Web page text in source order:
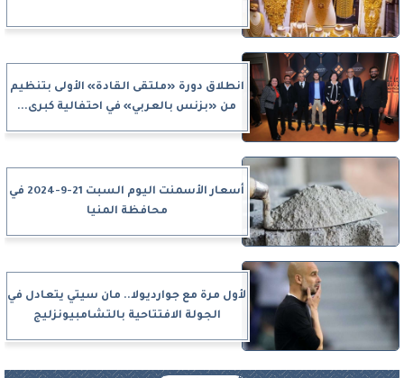
انطلاق دورة «ملتقى القادة» الأولى بتنظيم
من «بزنس بالعربي» في احتفالية كبرى...
أسعار الأسمنت اليوم السبت 21-9-2024 في
محافظة المنيا
لأول مرة مع جوارديولا.. مان سيتي يتعادل في
الجولة الافتتاحية بالتشامبيونزليج